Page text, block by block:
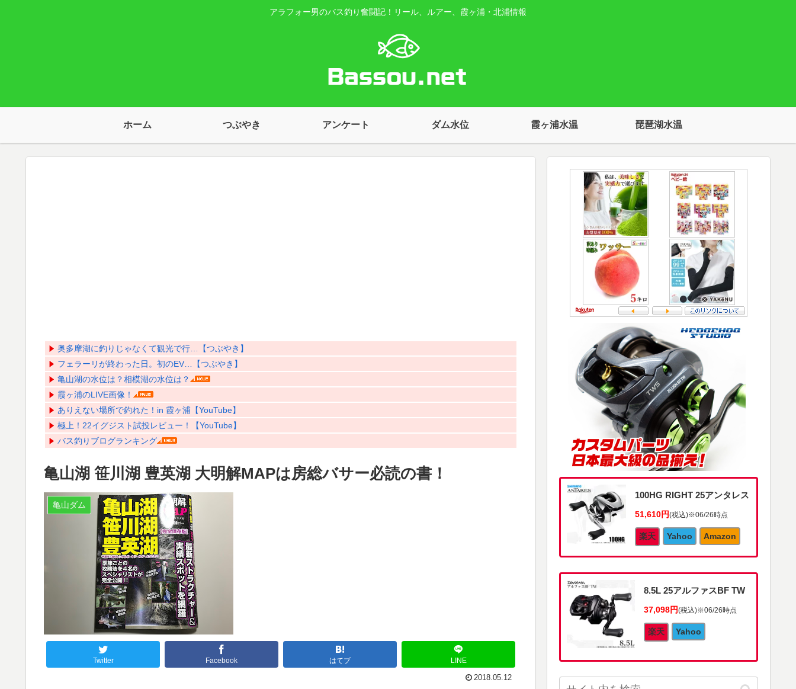
アラフォー男のバス釣り奮闘記！リール、ルアー、霞ヶ浦・北浦情報
ホーム つぶやき アンケート ダム水位 霞ヶ浦水温 琵琶湖水温
奥多摩湖に釣りじゃなくて観光で行…【つぶやき】
フェラーリが終わった日。初のEV…【つぶやき】
亀山湖の水位は？相模湖の水位は？
霞ヶ浦のLIVE画像！
ありえない場所で釣れた！in 霞ヶ浦【YouTube】
極上！22イグジスト試投レビュー！【YouTube】
バス釣りブログランキング
亀山湖 笹川湖 豊英湖 大明解MAPは房総バサー必読の書！
亀山ダム
Twitter Facebook はてブ LINE
2018.05.12
100HG RIGHT 25アンタレス
51,610円(税込)※06/26時点
楽天 Yahoo Amazon
8.5L 25アルファスBF TW
37,098円(税込)※06/26時点
楽天 Yahoo